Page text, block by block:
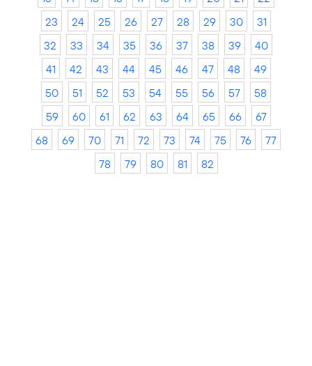
23
24 25 26 27 28 29 30
31
32
33 34 35 36 37 38 39
40
41
42 43 44 45 46 47 48
49
50
51 52 53 54 55 56 57
58
59
60 61 62 63 64 65 66
67
68
69 70 71 72 73 74 75 76
77
78
79 80 81 82